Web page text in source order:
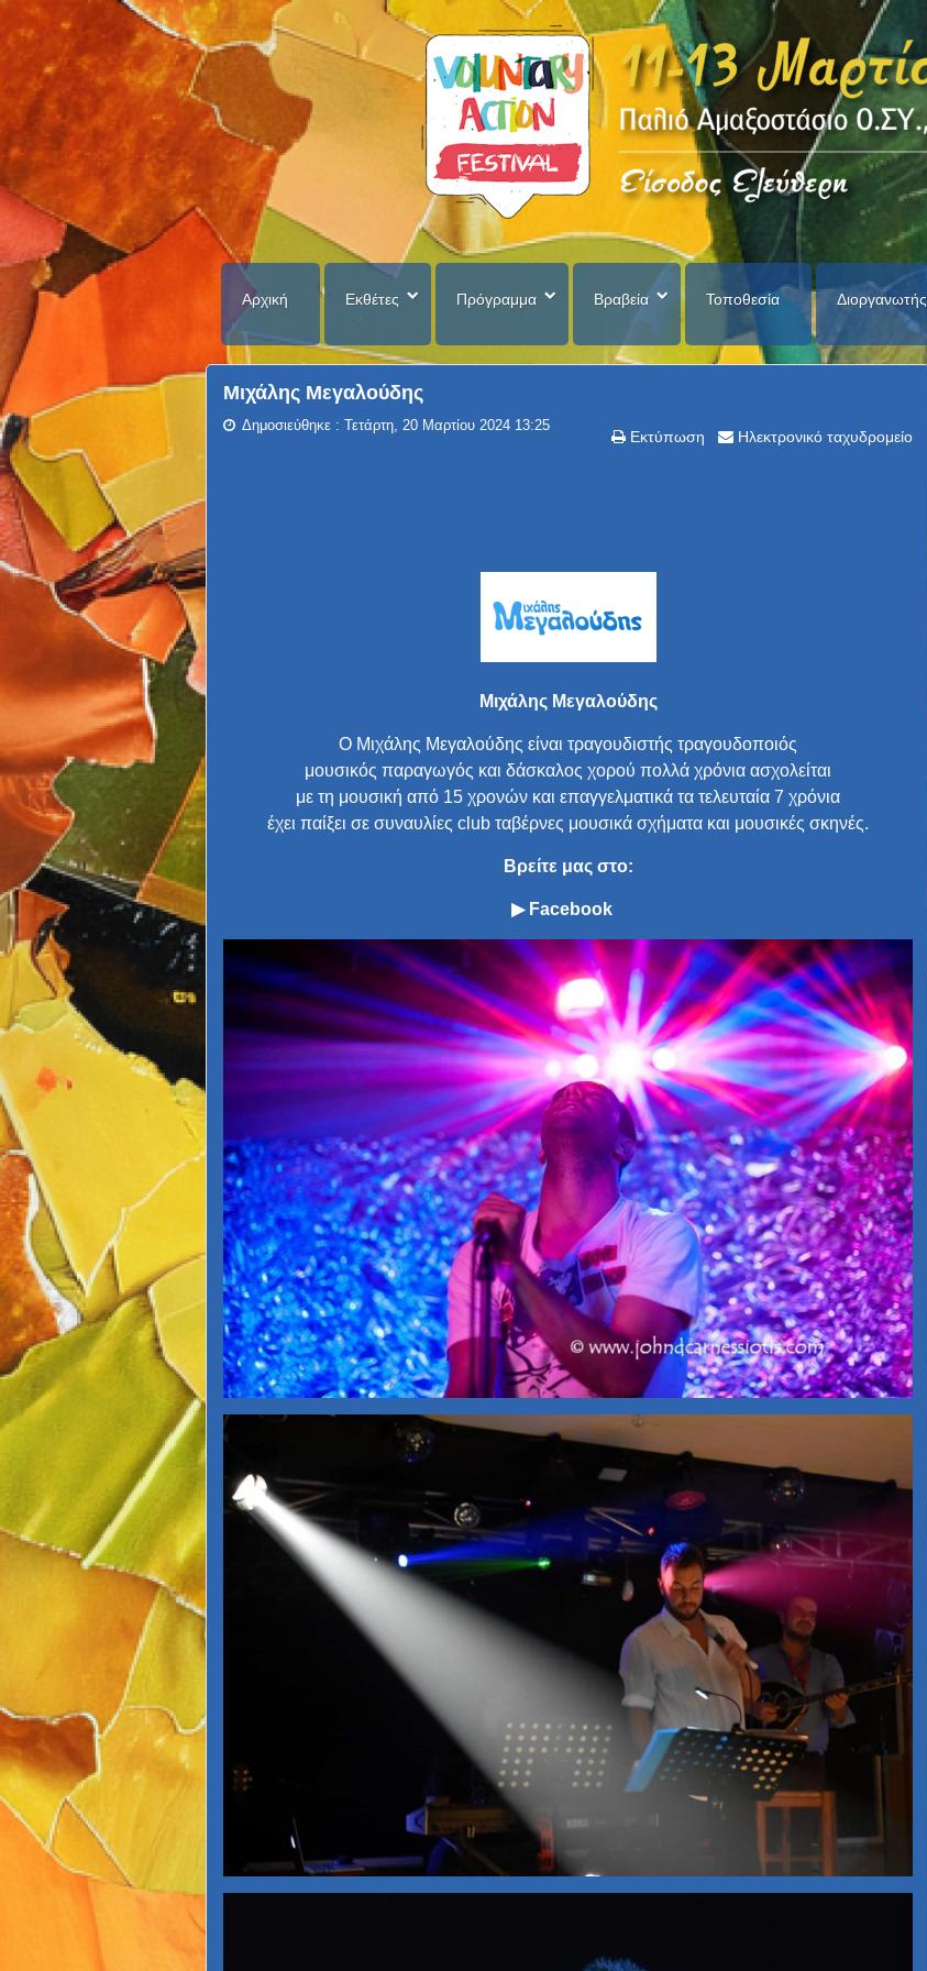
Αρχική Εκθέτες Πρόγραμμα Βραβεία Τοποθεσία Διοργανωτής
Μιχάλης Μεγαλούδης
Εκτύπωση Ηλεκτρονικό ταχυδρομείο
Δημοσιεύθηκε : Τετάρτη, 20 Μαρτίου 2024 13:25
Μιχάλης Μεγαλούδης
Ο Μιχάλης Μεγαλούδης είναι τραγουδιστής τραγουδοποιός
μουσικός παραγωγός και δάσκαλος χορού πολλά χρόνια ασχολείται
με τη μουσική από 15 χρονών και επαγγελματικά τα τελευταία 7 χρόνια
έχει παίξει σε συναυλίες club ταβέρνες μουσικά σχήματα και μουσικές σκηνές.
Βρείτε μας στο:
▶ Facebook